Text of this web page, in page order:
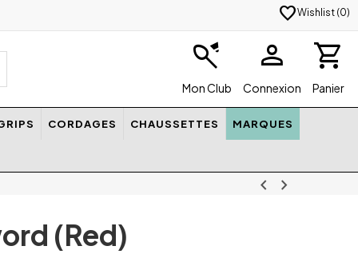
favoriteWishlist (0)
badminton
Mon Club
person
Connexion
shopping_cart
Panier
CORDAGES CHAUSSETTES MARQUES
chevron_left chevron_right
(Red)